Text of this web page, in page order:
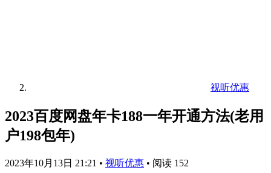
视听优惠
2023百度网盘年卡188一年开通方法(老用
户198包年)
2023年10月13日 21:21 • 视听优惠 • 阅读 152